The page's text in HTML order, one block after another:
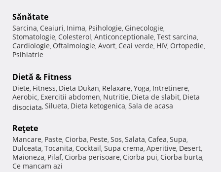
Sănătate
Sarcina, Ceaiuri, Inima, Psihologie, Ginecologie,
Stomatologie, Colesterol, Anticonceptionale, Test sarcina,
Cardiologie, Oftalmologie, Avort, Ceai verde, HIV, Ortopedie,
Psihiatrie
Dietă & Fitness
Diete, Fitness, Dieta Dukan, Relaxare, Yoga, Intretinere,
Aerobic, Exercitii abdomen, Nutritie, Dieta de slabit, Dieta
disociata, Silueta, Dieta ketogenica, Sala de acasa
Reţete
Mancare, Paste, Ciorba, Peste, Sos, Salata, Cafea, Supa,
Dulceata, Tocanita, Cocktail, Supa crema, Aperitive, Desert,
Maioneza, Pilaf, Ciorba perisoare, Ciorba pui, Ciorba burta,
Ce mancam azi